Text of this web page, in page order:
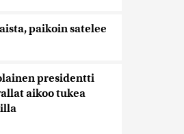
paikoin satelee
presidentti
aikoo tukea